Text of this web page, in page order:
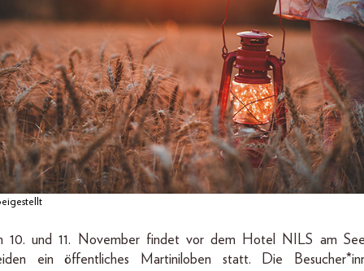
10. und 11. November findet vor dem Hotel NILS am
ein öffentliches Martiniloben statt. Die